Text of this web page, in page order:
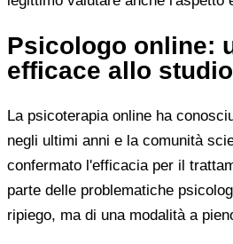
Psicologo online:
efficace allo studio
La psicoterapia online ha
negli ultimi anni e la comunità
confermato l'efficacia per il
parte delle problematiche
ripiego, ma di una modalità a